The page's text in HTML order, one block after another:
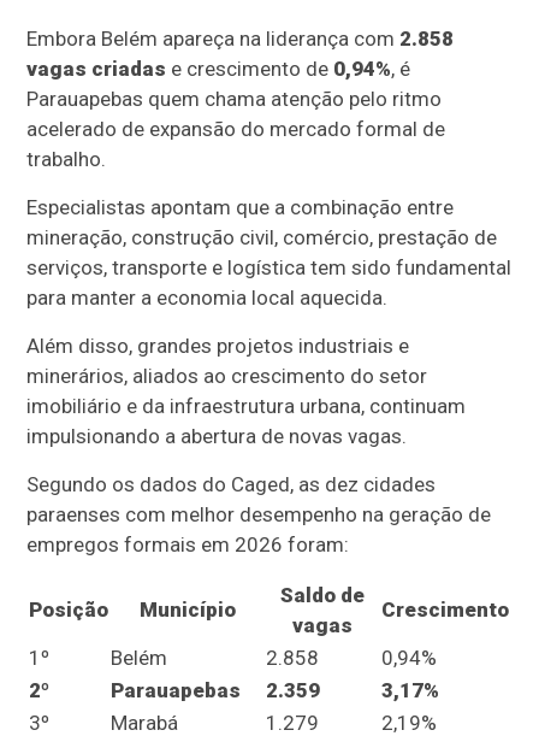
Embora Belém apareça na liderança com 2.858
vagas criadas e crescimento de 0,94%, é
Parauapebas quem chama atenção pelo ritmo
acelerado de expansão do mercado formal de
trabalho.
Especialistas apontam que a combinação entre
mineração, construção civil, comércio, prestação de
serviços, transporte e logística tem sido fundamental
para manter a economia local aquecida.
Além disso, grandes projetos industriais e
minerários, aliados ao crescimento do setor
imobiliário e da infraestrutura urbana, continuam
impulsionando a abertura de novas vagas.
Segundo os dados do Caged, as dez cidades
paraenses com melhor desempenho na geração de
empregos formais em 2026 foram:
Posição Município
Saldo de
vagas
Crescimento
1º
Belém 2.858
0,94%
2º
Parauapebas 2.359
3,17%
3º
Marabá 1.279
2,19%